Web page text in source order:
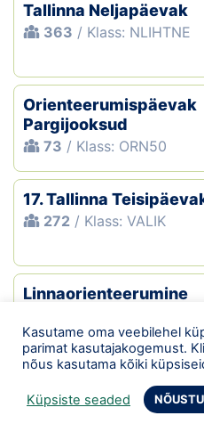
Tallinna Neljapäevak
363 / Klass: NLIHTNE
Orienteerumispäevak
Pargijooksud
73 / Klass: ORN50
17. Tallinna
272 / Klass: VALIK
Linnaorienteerumine
Tallinna Neljapäevak
401/ Klass: NLIHTNE
Kasutame oma veebilehel
parimat kasutajakogemust.
nõus kasutama kõiki
Küpsiste seaded